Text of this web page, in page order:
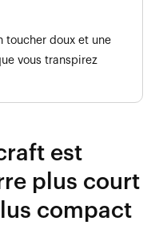
toucher doux et une
vous transpirez
est
plus court
compact